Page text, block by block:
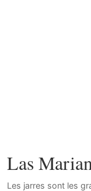
Las
Les jarres sont les